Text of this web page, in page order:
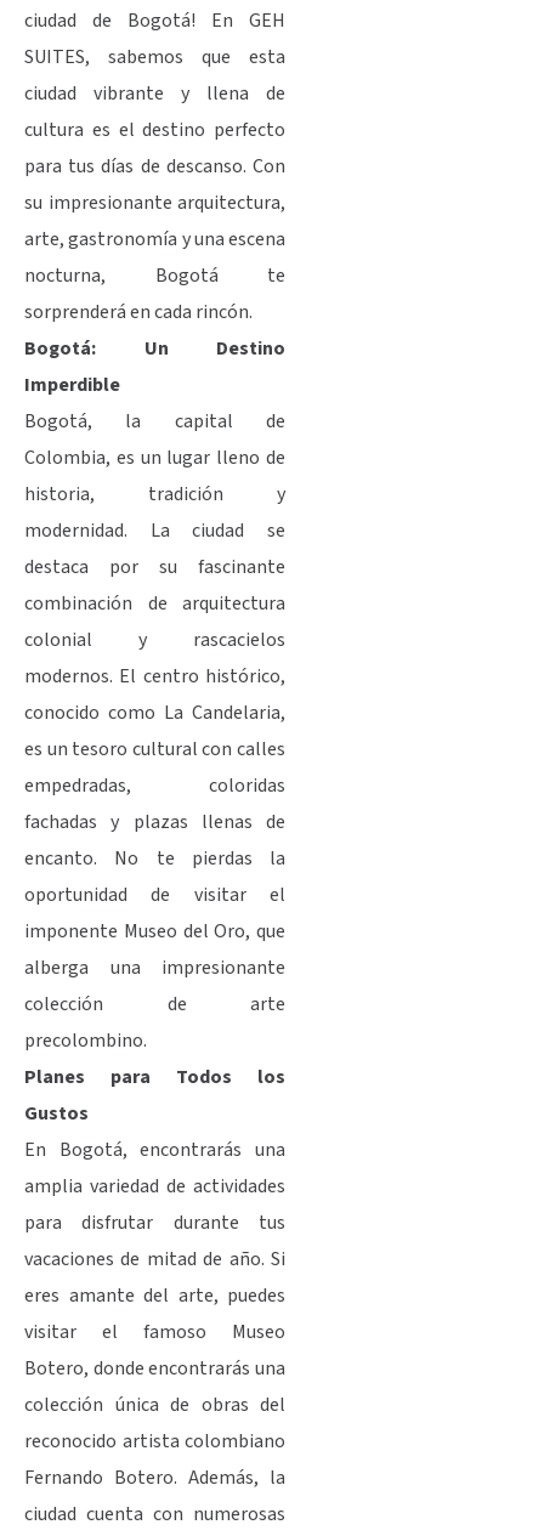
ciudad de Bogotá! En GEH
SUITES, sabemos que esta
ciudad vibrante y llena de
cultura es el destino perfecto
para tus días de descanso. Con
su impresionante arquitectura,
arte, gastronomía y una escena
nocturna, Bogotá te
sorprenderá en cada rincón.
Bogotá: Un Destino
Imperdible
Bogotá, la capital de
Colombia, es un lugar lleno de
historia, tradición y
modernidad. La ciudad se
destaca por su fascinante
combinación de arquitectura
colonial y rascacielos
modernos. El centro histórico,
conocido como La Candelaria,
es un tesoro cultural con calles
empedradas, coloridas
fachadas y plazas llenas de
encanto. No te pierdas la
oportunidad de visitar el
imponente Museo del Oro, que
alberga una impresionante
colección de arte
precolombino.
Planes para Todos los
Gustos
En Bogotá, encontrarás una
amplia variedad de actividades
para disfrutar durante tus
vacaciones de mitad de año. Si
eres amante del arte, puedes
visitar el famoso Museo
Botero, donde encontrarás una
colección única de obras del
reconocido artista colombiano
Fernando Botero. Además, la
ciudad cuenta con numerosas